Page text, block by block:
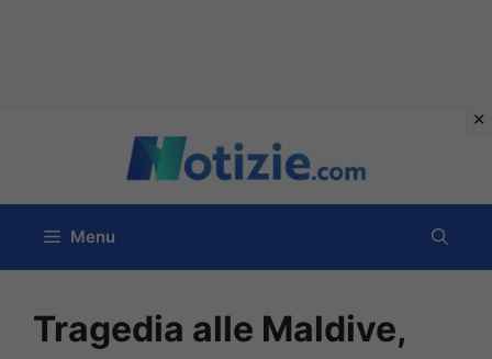
contenuto
Menu
Tragedia alle Maldive,